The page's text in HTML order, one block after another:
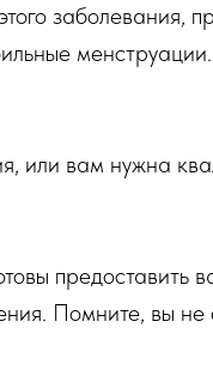
заболевания,
менструации.
или вам нужна
предоставить
Помните, вы не